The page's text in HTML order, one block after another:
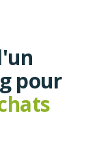
pour